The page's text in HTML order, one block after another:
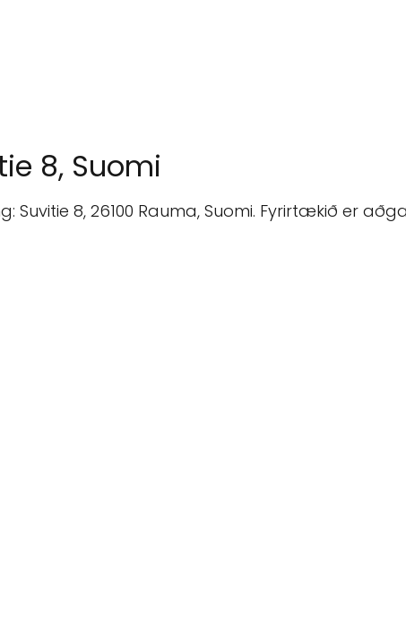
8, Suomi
Suvitie 8, 26100 Rauma, Suomi. Fyrirtækið er